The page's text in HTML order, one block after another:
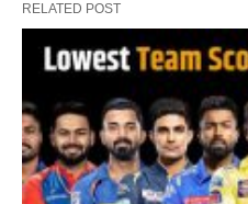
RELATED POST